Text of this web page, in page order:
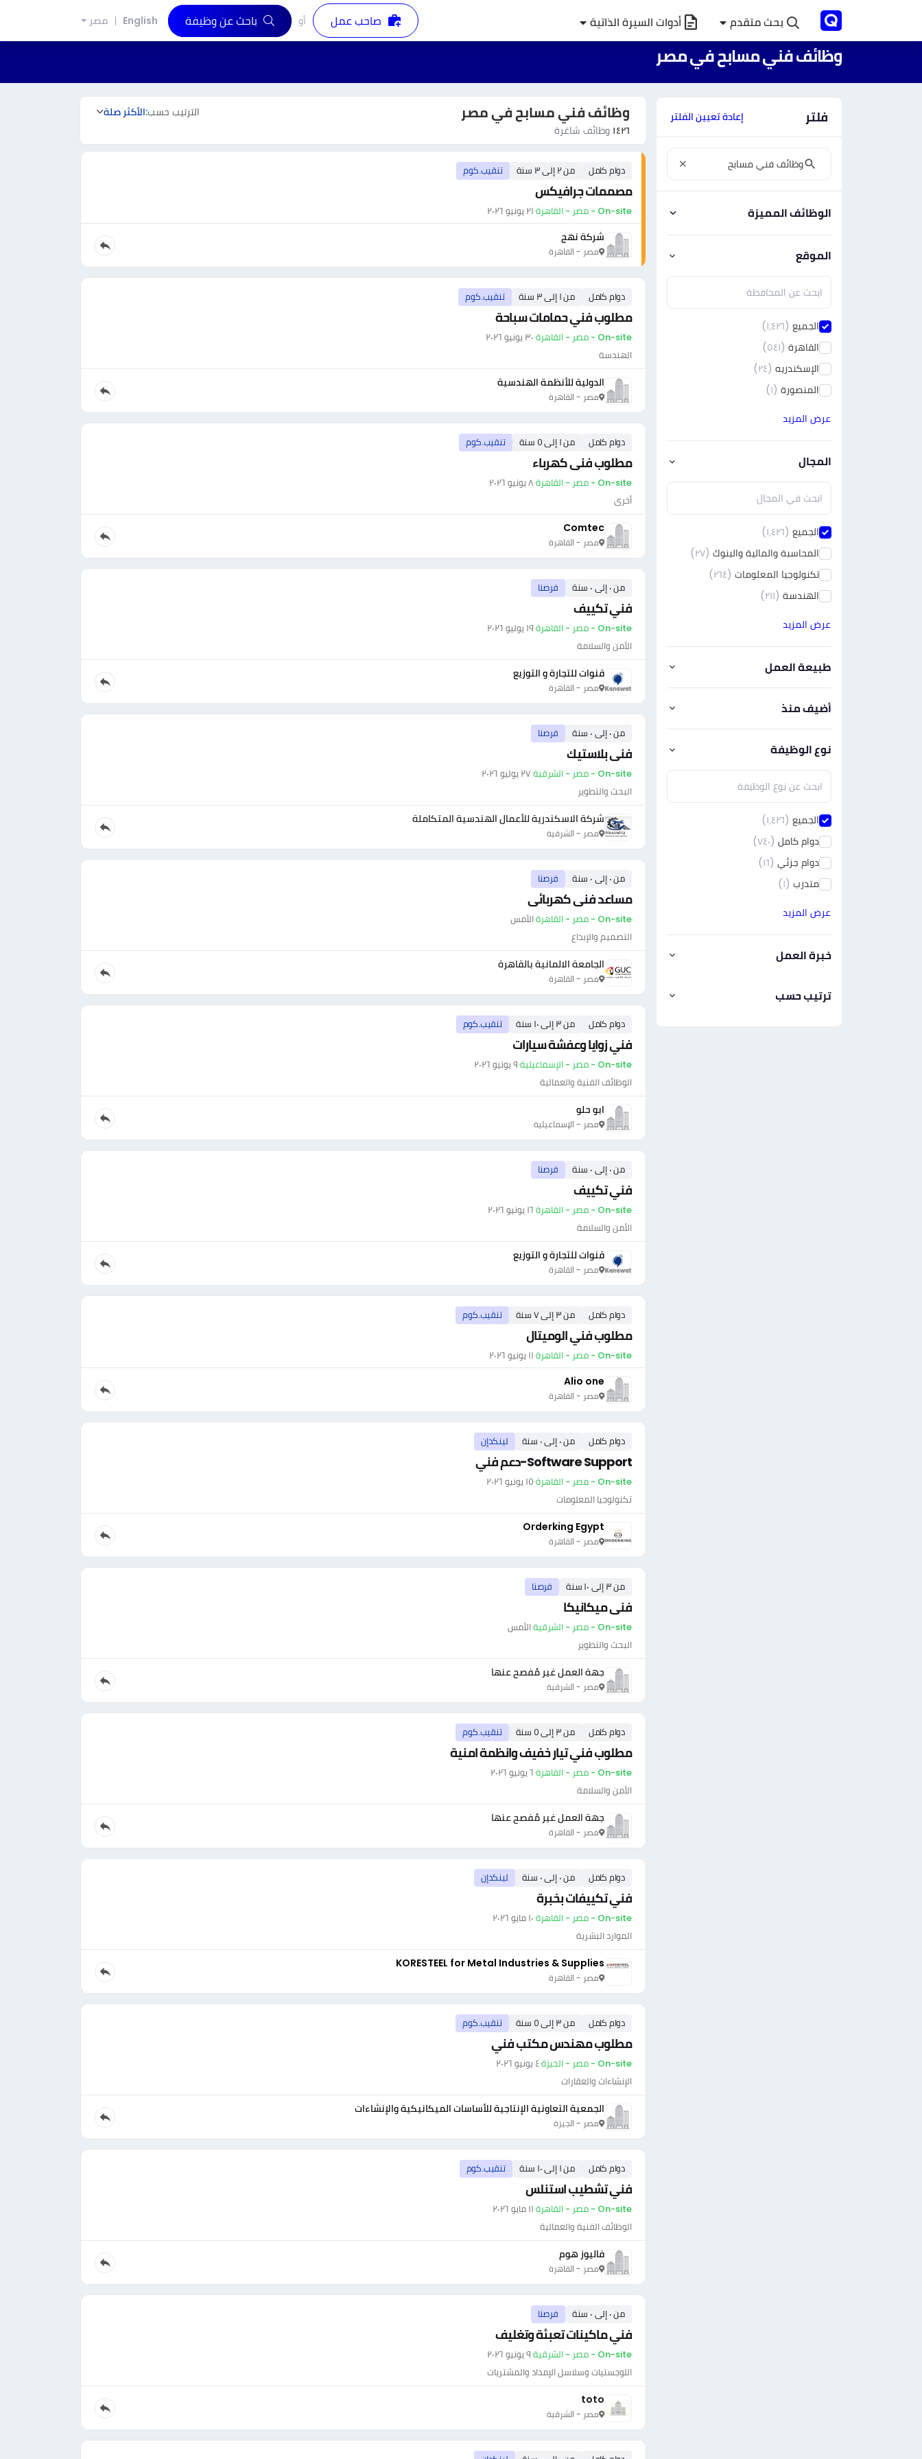
بحث متقدم أدوات السيرة الذاتية صاحب عمل أو باحث عن وظيفة English مصر
وظائف فني مسابح في مصر
فلتر إعادة تعيين الفلتر
الوظائف المميزة
الموقع
الجميع (١٫٤٢٦)
القاهرة (٥٤١)
الإسكندريه (٢٤)
المنصورة (١)
عرض المزيد
المجال
الجميع (١٫٤٢٦)
المحاسبة والمالية والبنوك (٢٧)
تكنولوجيا المعلومات (٢٦٤)
الهندسة (٢١١)
عرض المزيد
طبيعة العمل
أضيف منذ
نوع الوظيفة
الجميع (١٫٤٢٦)
دوام كامل (٧٤٠)
دوام جزئي (١٦)
متدرب (١)
عرض المزيد
خبرة العمل
ترتيب حسب
وظائف فني مسابح في مصر
١٤٢٦ وظائف شاغرة
الترتيب حسب:الأكثر صلة
دوام كامل من ٢ إلى ٣ سنة تنقيب.كوم
مصممات جرافيكس
On-site - مصر - القاهرة ·٢١ يونيو ٢٠٢٦
شركة نهج
مصر - القاهرة
دوام كامل من ١ إلى ٣ سنة تنقيب.كوم
مطلوب فني حمامات سباحة
On-site - مصر - القاهرة ·٣٠ يونيو ٢٠٢٦
الهندسة
الدولية للأنظمة الهندسية
مصر - القاهرة
دوام كامل من ١ إلى ٥ سنة تنقيب.كوم
مطلوب فنى كهرباء
On-site - مصر - القاهرة ·٨ يونيو ٢٠٢٦
أخرى
Comtec
مصر - القاهرة
من ٠ إلى ٠ سنة فرصنا
فني تكييف
On-site - مصر - القاهرة ·١٩ يوليو ٢٠٢٦
الأمن والسلامة
قنوات للتجارة و التوزيع
مصر - القاهرة
من ٠ إلى ٠ سنة فرصنا
فنى بلاستيك
On-site - مصر - الشرقية ·٢٧ يوليو ٢٠٢٦
البحث والتطوير
شركة الاسكندرية للأعمال الهندسية المتكاملة
مصر - الشرقية
من ٠ إلى ٠ سنة فرصنا
مساعد فنى كهربائى
On-site - مصر - القاهرة ·الأمس
التصميم والإبداع
الجامعة الالمانية بالقاهرة
مصر - القاهرة
دوام كامل من ٣ إلى ١٠ سنة تنقيب.كوم
فني زوايا وعفشة سيارات
On-site - مصر - الإسماعيلية ·٩ يونيو ٢٠٢٦
الوظائف الفنية والعمالية
ابو حلو
مصر - الإسماعيلية
من ٠ إلى ٠ سنة فرصنا
فني تكييف
On-site - مصر - القاهرة ·١٦ يونيو ٢٠٢٦
الأمن والسلامة
قنوات للتجارة و التوزيع
مصر - القاهرة
دوام كامل من ٣ إلى ٧ سنة تنقيب.كوم
مطلوب فني الوميتال
On-site - مصر - القاهرة ·١١ يونيو ٢٠٢٦
Alio one
مصر - القاهرة
دوام كامل من ٠ إلى ٠ سنة لينكدإن
Software Support-دعم فني
On-site - مصر - القاهرة ·١٥ يونيو ٢٠٢٦
تكنولوجيا المعلومات
Orderking Egypt
مصر - القاهرة
من ٣ إلى ١٠ سنة فرصنا
فنى ميكانيكا
On-site - مصر - الشرقية ·الأمس
البحث والتطوير
جهة العمل غير مُفصح عنها
مصر - الشرقية
دوام كامل من ٣ إلى ٥ سنة تنقيب.كوم
مطلوب فني تيار خفيف وانظمة امنية
On-site - مصر - القاهرة ·٦ يونيو ٢٠٢٦
الأمن والسلامة
جهة العمل غير مُفصح عنها
مصر - القاهرة
دوام كامل من ٠ إلى ٠ سنة لينكدإن
فني تكييفات بخبرة
On-site - مصر - القاهرة ·١٠ مايو ٢٠٢٦
الموارد البشرية
KORESTEEL for Metal Industries & Supplies
مصر - القاهرة
دوام كامل من ٣ إلى ٥ سنة تنقيب.كوم
مطلوب مهندس مكتب فني
On-site - مصر - الجيزة ·٤ يونيو ٢٠٢٦
الإنشاءات والعقارات
الجمعية التعاونية الإنتاجية للأساسات الميكانيكية والإنشاءات
مصر - الجيزة
دوام كامل من ١ إلى ١٠ سنة تنقيب.كوم
فني تشطيب استنلس
On-site - مصر - القاهرة ·١١ مايو ٢٠٢٦
الوظائف الفنية والعمالية
فاليوز هوم
مصر - القاهرة
من ٠ إلى ٠ سنة فرصنا
فني ماكينات تعبئة وتغليف
On-site - مصر - الشرقية ·٩ يونيو ٢٠٢٦
اللوجستيات وسلاسل الإمداد والمشتريات
toto
مصر - الشرقية